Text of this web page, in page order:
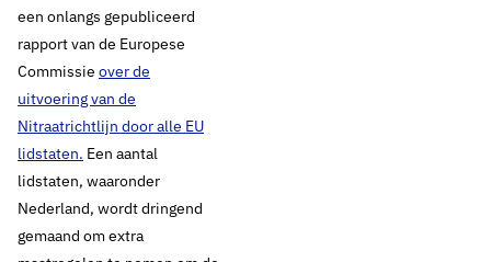
een onlangs gepubliceerd
rapport van de Europese
Commissie over de
uitvoering van de
Nitraatrichtlijn door alle EU
lidstaten. Een aantal
lidstaten, waaronder
Nederland, wordt dringend
gemaand om extra